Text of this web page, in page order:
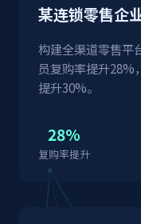
某连锁零售企
构建全渠道零售平
员复购率提升28%
提升30%。
28%
复购率提升